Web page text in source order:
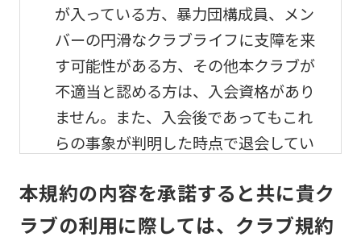
が入っている方、暴力団構成員、メン
バーの円滑なクラブライフに支障を来
す可能性がある方、その他本クラブが
不適当と認める方は、入会資格があり
ません。また、入会後であってもこれ
らの事象が判明した時点で退会してい
メンバーの利用及び事故
本規約の内容を承諾すると共に貴ク
ラブの利用に際しては、クラブ規約